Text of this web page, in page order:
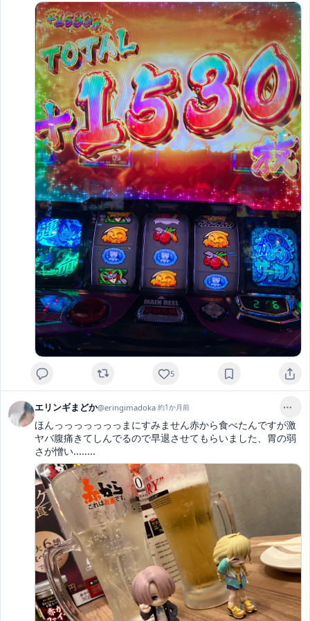
5
エリンギまどか@eringimadoka·約1か月前
ほんっっっっっっっまにすみません赤から食べたんですが激
ヤバ腹痛きてしんでるので早退させてもらいました、胃の弱
さが憎い........